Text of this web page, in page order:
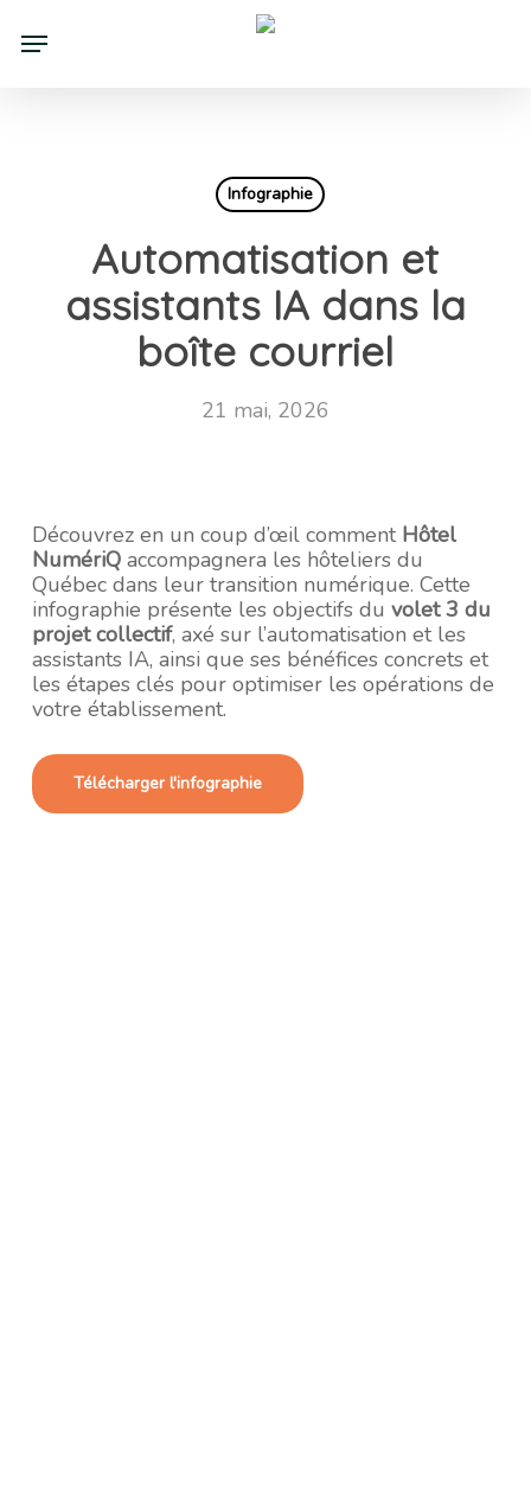
main
Menu
Infographie
Automatisation et
assistants IA dans la
boîte courriel
21 mai, 2026
Découvrez en un coup d’œil comment Hôtel
NumériQaccompagnera les hôteliers du
Québec dans leur transition numérique. Cette
infographie présente les objectifs du volet 3 du
projet collectif, axé sur l’automatisation et les
assistants IA, ainsi que ses bénéfices concrets et
les étapes clés pour optimiser les opérations de
votre établissement.
Télécharger l'infographie